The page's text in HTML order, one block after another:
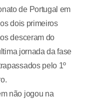
de Portugal em
dois primeiros
desceram do
jornada da fase
pelo 1º
não jogou na